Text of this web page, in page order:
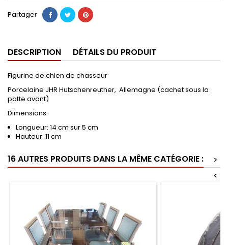
Partager
DESCRIPTION DÉTAILS DU PRODUIT
Figurine de chien de chasseur
Porcelaine JHR Hutschenreuther, Allemagne (cachet sous la
patte avant)
Dimensions:
Longueur: 14 cm sur 5 cm
Hauteur: 11 cm
16 AUTRES PRODUITS DANS LA MÊME CATÉGORIE :
>
<